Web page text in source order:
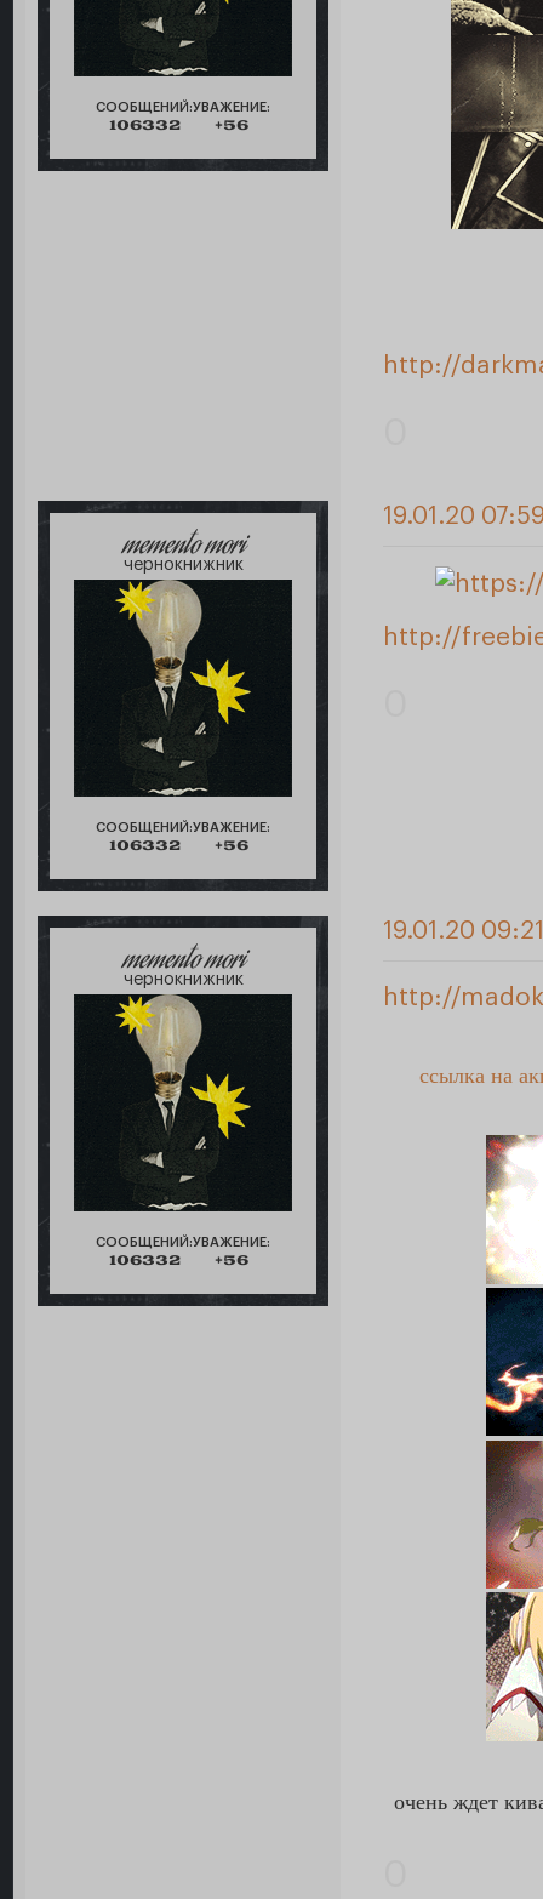
СООБЩЕНИЙ:
106332
УВАЖЕНИЕ:
+56
http://
memento mori
чернокнижник
СООБЩЕНИЙ:
106332
УВАЖЕНИЕ:
+56
19.01.20
http://
memento mori
чернокнижник
СООБЩЕНИЙ:
106332
УВАЖЕНИЕ:
+56
19.01.20
http://
ссылка на
очень ждет